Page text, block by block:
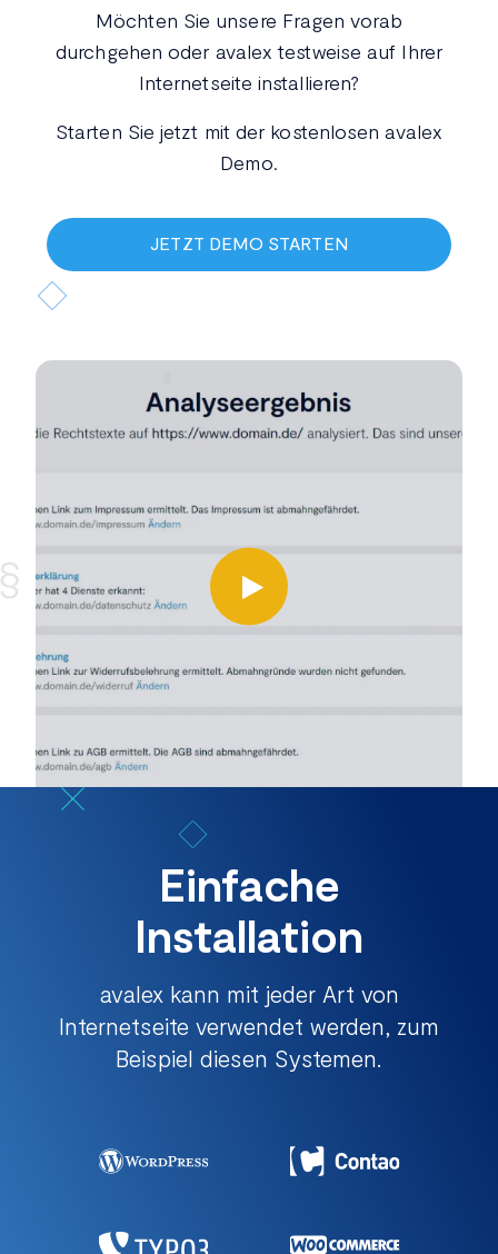
Möchten Sie unsere Fragen vorab
durchgehen oder avalex testweise auf Ihrer
Internetseite installieren?
Starten Sie jetzt mit der kostenlosen avalex
Demo.
JETZT DEMO STARTEN
Einfache
Installation
avalex kann mit jeder Art von
Internetseite verwendet werden, zum
Beispiel diesen Systemen.